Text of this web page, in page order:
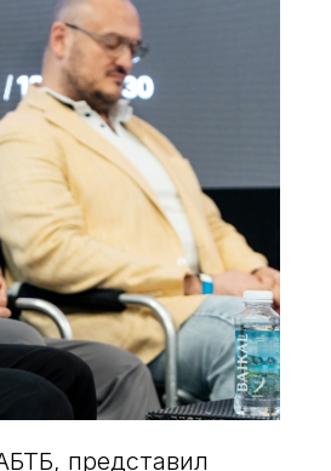
представил